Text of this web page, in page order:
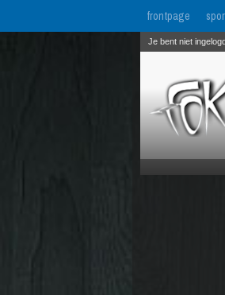
frontpage
Je bent niet